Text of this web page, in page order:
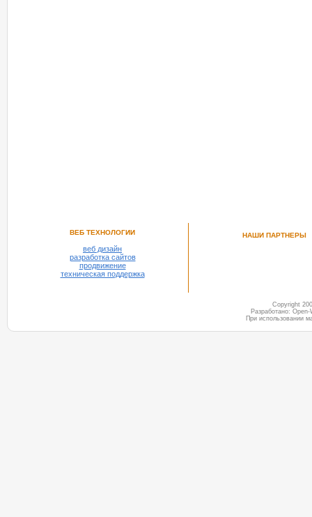
ВЕБ ТЕХНОЛОГИИ
веб дизайн
разработка сайтов
продвижение
техническая поддержка
НАШИ ПАРТНЕРЫ
Copyright
Разработано:
При использовании